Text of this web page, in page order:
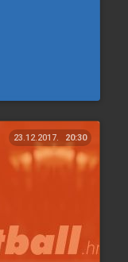
23.12.2017. 20:30